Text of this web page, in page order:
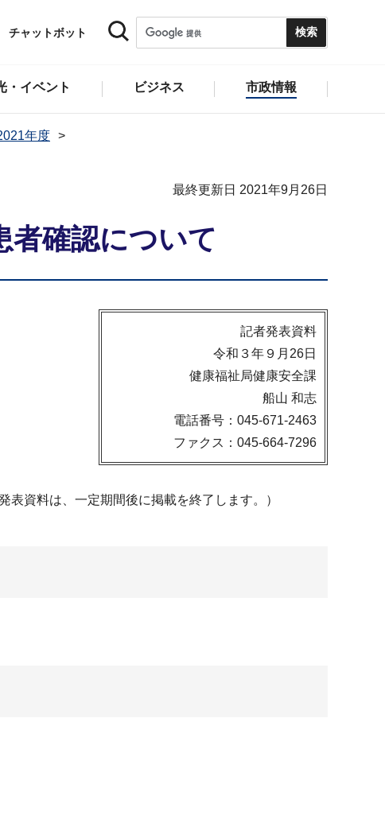
チャットボット
・イベント ビジネス 市政情報
年度
最終更新日 2021年9月26日
者確認について
記者発表資料
令和３年９月26日
健康福祉局健康安全課
船山 和志
電話番号：045-671-2463
ファクス：045-664-7296
資料は、一定期間後に掲載を終了します。）